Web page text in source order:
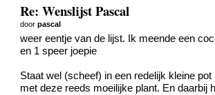
Re: Wenslijst Pascal
doorpascal
weer eentje van de lijst. Ik meende een
en 1 speer joepie
Staat wel (scheef) in een redelijk kleine
met deze reeds moeilijke plant. En daarbij